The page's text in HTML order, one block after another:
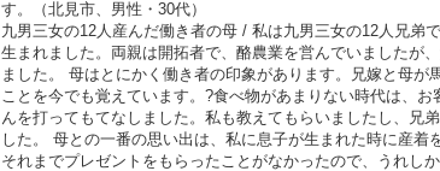
す。（北見市、男性・30代）
九男三女の12人産んだ働き者の母 / 私は九男三女の12人兄弟
生まれました。両親は開拓者で、酪農業を営んでいましたが
ました。 母はとにかく働き者の印象があります。兄嫁と母が
ことを今でも覚えています。?食べ物があまりない時代は、
んを打ってもてなしました。私も教えてもらいましたし、兄
した。 母との一番の思い出は、私に息子が生まれた時に産着
それまでプレゼントをもらったことがなかったので、うれし